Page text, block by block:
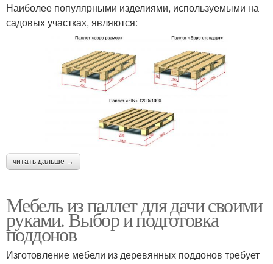
Наиболее популярными изделиями, используемыми на
садовых участках, являются:
читать дальше →
Мебель из паллет для дачи своими
руками. Выбор и подготовка
поддонов
Изготовление мебели из деревянных поддонов требует